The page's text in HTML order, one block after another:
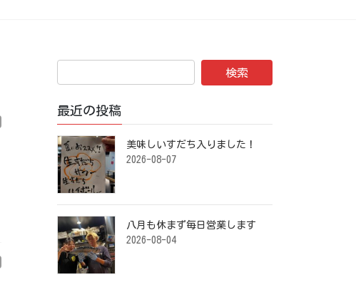
最近の投稿
美味しいすだち入りました！ ⁡
2026-08-07
八月も休まず毎日営業します️ ⁡
2026-08-04